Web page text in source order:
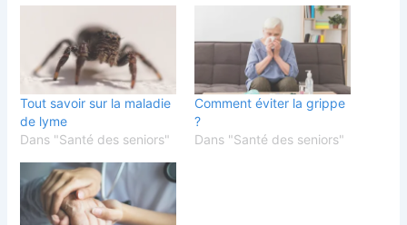
Tout savoir sur la maladie
de lyme
Dans "Santé des seniors"
Comment éviter la grippe
?
Dans "Santé des seniors"